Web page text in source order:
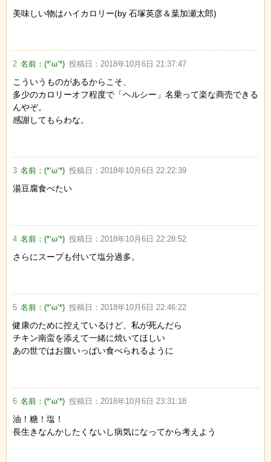
美味しい物はハイカロリー(by 石塚英彦＆葉加瀬太郎)
2 名前：(*‘ω‘*) 投稿日： 2018年10月6日 21:37:47
こういうものがあるからこそ、
多少のカロリーオフ程度で「ヘルシー」名乗って楽な商売できる
んやぞ。
感謝してもらわな。
3 名前：(*‘ω‘*) 投稿日： 2018年10月6日 22:22:39
湯豆腐食べたい
4 名前：(*‘ω‘*) 投稿日： 2018年10月6日 22:28:52
さらにスープも付いて塩分過多。
5 名前：(*‘ω‘*) 投稿日： 2018年10月6日 22:46:22
健康のために控えているけど、私が死んだら
チキン南蛮を添えて一緒に焼いてほしい
あの世ではお腹いっぱい食べられるように
6 名前：(*‘ω‘*) 投稿日： 2018年10月6日 23:31:18
油！糖！塩！
長生きなんかしたくないし病気になってから考えよう